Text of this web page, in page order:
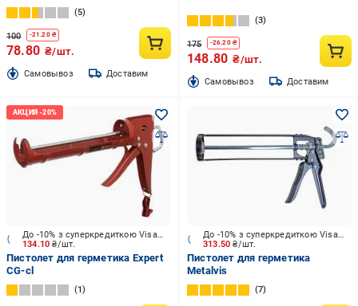
5
100 -21.20₴
78.80 ₴/шт.
Cамовывоз Доставим
3
175 -26.20₴
148.80 ₴/шт.
Cамовывоз Доставим
134.10₴/шт.
До -10% з суперкредиткою Visa Вигода
Пистолет для герметика Expert
CG-cl
1
313.50₴/шт.
До -10% з суперкредиткою Visa Вигода
Пистолет для герметика
Metalvis
7